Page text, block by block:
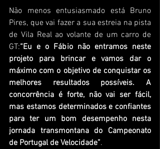
Não menos entusiasmado está Bruno
Pires, que vai fazer a sua estreia na pista
de Vila Real ao volante de um carro de
GT:“Eu e o Fábio não entramos neste
projeto para brincar e vamos dar o
máximo com o objetivo de conquistar os
melhores resultados possíveis. A
concorrência é forte, não vai ser fácil,
mas estamos determinados e confiantes
para ter um bom desempenho nesta
jornada transmontana do Campeonato
de Portugal de Velocidade”.